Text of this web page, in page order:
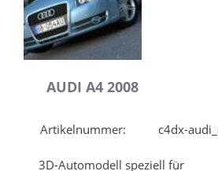
AUDI A4 2008
Artikelnummer: c4dx-
3D-Automodell speziell für